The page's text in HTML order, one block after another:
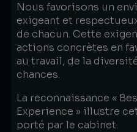
Nous favorisons un
exigeant et
de chacun. Cette
actions concrètes en
au travail, de la
chances.
La reconnaissance «
Experience » illustre
porté par le cabinet.